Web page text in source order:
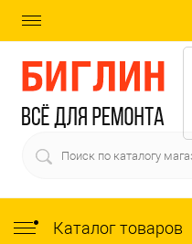
Каталог товаров